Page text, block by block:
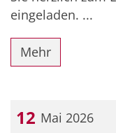
eingeladen. ...
Mehr
12 Mai 2026